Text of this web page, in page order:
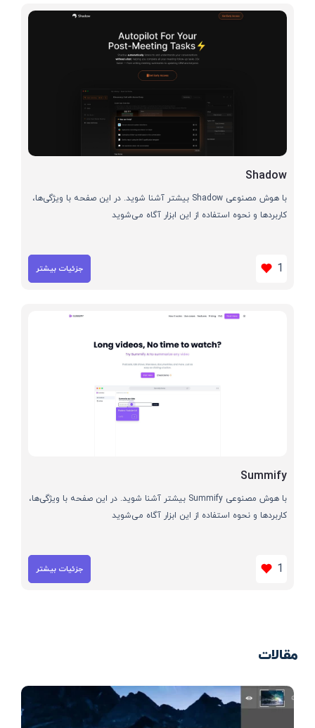
Shadow
با هوش مصنوعی Shadow بیشتر آشنا شوید. در این صفحه با ویژگی‌ها،
کاربردها و نحوه استفاده از این ابزار آگاه می‌شوید
1 جزئیات بیشتر
Summify
با هوش مصنوعی Summify بیشتر آشنا شوید. در این صفحه با ویژگی‌ها،
کاربردها و نحوه استفاده از این ابزار آگاه می‌شوید
1 جزئیات بیشتر
مقالات